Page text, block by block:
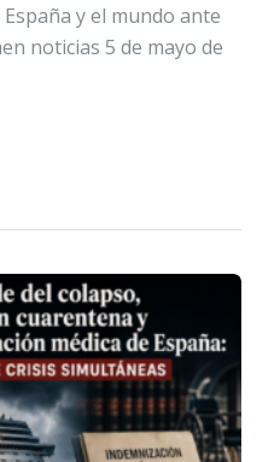
y el mundo ante
noticias 5 de mayo de